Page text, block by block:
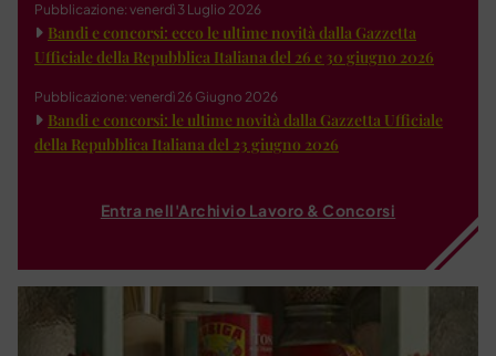
Pubblicazione: venerdì 3 Luglio 2026
Bandi e concorsi: ecco le ultime novità dalla Gazzetta
Ufficiale della Repubblica Italiana del 26 e 30 giugno 2026
Pubblicazione: venerdì 26 Giugno 2026
Bandi e concorsi: le ultime novità dalla Gazzetta Ufficiale
della Repubblica Italiana del 23 giugno 2026
Entra nell'Archivio Lavoro & Concorsi